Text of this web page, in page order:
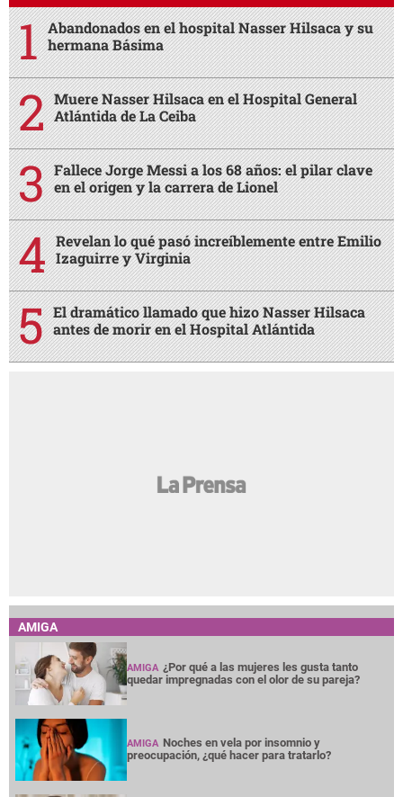
Abandonados en el hospital Nasser Hilsaca y su
hermana Básima
Muere Nasser Hilsaca en el Hospital General
Atlántida de La Ceiba
Fallece Jorge Messi a los 68 años: el pilar clave
en el origen y la carrera de Lionel
Revelan lo qué pasó increíblemente entre Emilio
Izaguirre y Virginia
El dramático llamado que hizo Nasser Hilsaca
antes de morir en el Hospital Atlántida
AMIGA
AMIGA ¿Por qué a las mujeres les gusta tanto
quedar impregnadas con el olor de su pareja?
AMIGA Noches en vela por insomnio y
preocupación, ¿qué hacer para tratarlo?